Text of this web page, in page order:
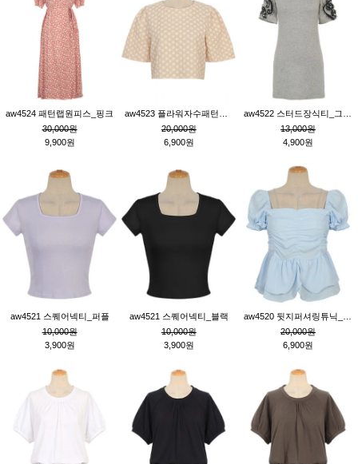
aw4524 패턴랩원피스_핑크
30,000원
9,900원
20,000원
6,900원
13,000원
4,900원
aw4521 스퀘어넥티_퍼플
10,000원
3,900원
aw4521 스퀘어넥티_블랙
10,000원
3,900원
20,000원
6,900원